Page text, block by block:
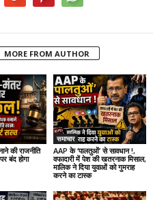
MORE FROM AUTHOR
की राजनीति
बंद होगा
समाचार
AAP के ‘पालतुओं’ से सावधान !,
वफादारी में पेश की खतरनाक मिसाल,
मालिक ने दिया युवाओं को गुमराह
करने का टास्क